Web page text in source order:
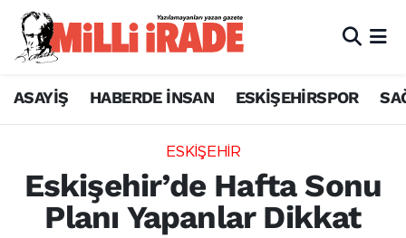
ASAYİŞ HABERDE İNSAN ESKİŞEHİRSPOR
ESKİŞEHİR
Eskişehir’de Hafta Sonu
Planı Yapanlar Dikkat